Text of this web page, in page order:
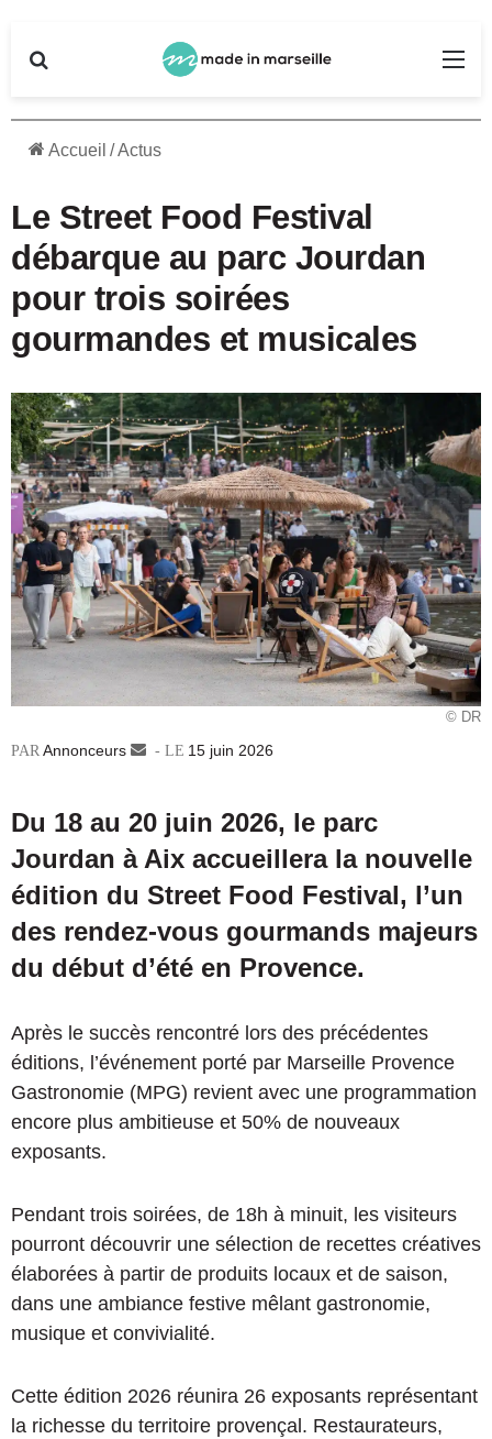
Accueil /Actus
Le Street Food Festival
débarque au parc Jourdan
pour trois soirées
gourmandes et musicales
© DR
Annonceurs
Envoyer15 juin 2026
Du 18 au 20 juin 2026, le parc
Jourdan à Aix accueillera la nouvelle
édition du Street Food Festival, l’un
des rendez-vous gourmands majeurs
du début d’été en Provence.
Après le succès rencontré lors des précédentes
éditions, l’événement porté par Marseille Provence
Gastronomie (MPG) revient avec une programmation
encore plus ambitieuse et 50% de nouveaux
exposants.
Pendant trois soirées, de 18h à minuit, les visiteurs
pourront découvrir une sélection de recettes créatives
élaborées à partir de produits locaux et de saison,
dans une ambiance festive mêlant gastronomie,
musique et convivialité.
Cette édition 2026 réunira 26 exposants représentant
la richesse du territoire provençal. Restaurateurs,